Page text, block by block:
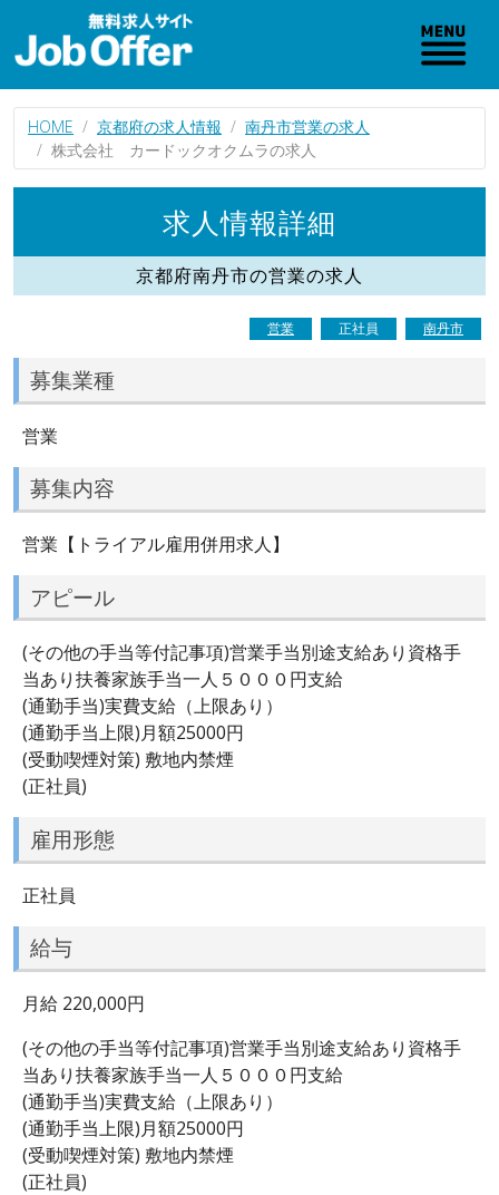
HOME 京都府の求人情報
南丹市営業の求人
株式会社 カードックオクムラの求人
求人情報詳細
京都府南丹市の営業の求人
営業 正社員 南丹市
募集業種
営業
募集内容
営業【トライアル雇用併用求人】
アピール
(その他の手当等付記事項)営業手当別途支給あり資格手
当あり扶養家族手当一人５０００円支給
(通勤手当)実費支給（上限あり）
(通勤手当上限)月額25000円
(受動喫煙対策) 敷地内禁煙
(正社員)
雇用形態
正社員
給与
月給 220,000円
(その他の手当等付記事項)営業手当別途支給あり資格手
当あり扶養家族手当一人５０００円支給
(通勤手当)実費支給（上限あり）
(通勤手当上限)月額25000円
(受動喫煙対策) 敷地内禁煙
(正社員)